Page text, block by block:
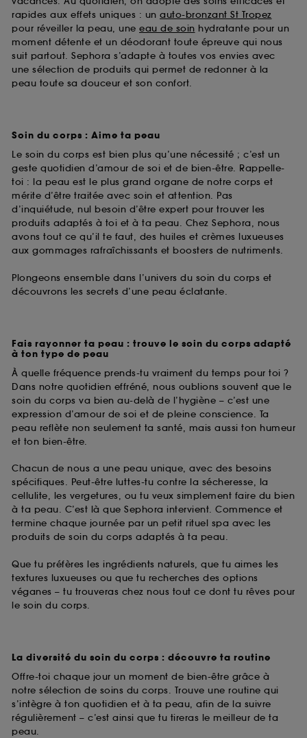
rapides aux effets uniques : un auto-bronzant St Tropez
pour réveiller la peau, une eau de soin hydratante pour un
moment détente et un déodorant toute épreuve qui nous
suit partout. Sephora s’adapte à toutes vos envies avec
une sélection de produits qui permet de redonner à la
peau toute sa douceur et son confort.
Soin du corps : Aime ta peau
Le soin du corps est bien plus qu’une nécessité ; c’est un
geste quotidien d’amour de soi et de bien-être. Rappelle-
toi : la peau est le plus grand organe de notre corps et
mérite d’être traitée avec soin et attention. Pas
d’inquiétude, nul besoin d’être expert pour trouver les
produits adaptés à toi et à ta peau. Chez Sephora, nous
avons tout ce qu’il te faut, des huiles et crèmes luxueuses
aux gommages rafraîchissants et boosters de nutriments.
Plongeons ensemble dans l’univers du soin du corps et
découvrons les secrets d’une peau éclatante.
Fais rayonner ta peau : trouve le soin du corps adapté
à ton type de peau
À quelle fréquence prends-tu vraiment du temps pour toi ?
Dans notre quotidien effréné, nous oublions souvent que le
soin du corps va bien au-delà de l’hygiène – c’est une
expression d’amour de soi et de pleine conscience. Ta
peau reflète non seulement ta santé, mais aussi ton humeur
et ton bien-être.
Chacun de nous a une peau unique, avec des besoins
spécifiques. Peut-être luttes-tu contre la sécheresse, la
cellulite, les vergetures, ou tu veux simplement faire du bien
à ta peau. C’est là que Sephora intervient. Commence et
termine chaque journée par un petit rituel spa avec les
produits de soin du corps adaptés à ta peau.
Que tu préfères les ingrédients naturels, que tu aimes les
textures luxueuses ou que tu recherches des options
véganes – tu trouveras chez nous tout ce dont tu rêves pour
le soin du corps.
La diversité du soin du corps : découvre ta routine
Offre-toi chaque jour un moment de bien-être grâce à
notre sélection de soins du corps. Trouve une routine qui
s’intègre à ton quotidien et à ta peau, afin de la suivre
régulièrement – c’est ainsi que tu tireras le meilleur de ta
peau.